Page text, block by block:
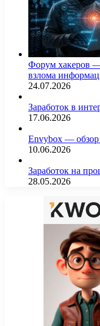
Форум хакеров —
взлома
24.07.2026
Заработок в
17.06.2026
Envybox — обзор
10.06.2026
Заработок на
28.05.2026